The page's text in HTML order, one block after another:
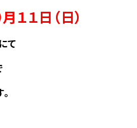
１１日（日）
て